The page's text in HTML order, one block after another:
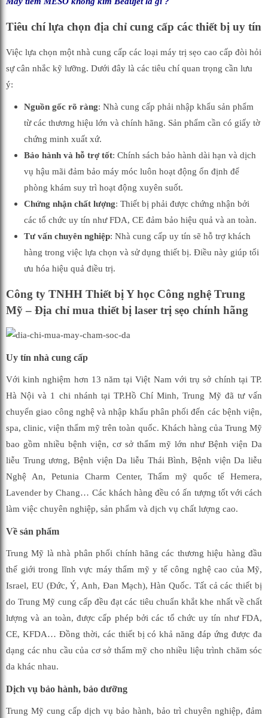
Tiêu chí lựa chọn địa chỉ cung cấp các thiết bị uy tín
Việc lựa chọn một nhà cung cấp các loại máy trị sẹo cao cấp đòi hỏi
sự cân nhắc kỹ lưỡng. Dưới đây là các tiêu chí quan trọng cần lưu
ý:
Nguồn gốc rõ ràng: Nhà cung cấp phải nhập khẩu sản phẩm
từ các thương hiệu lớn và chính hãng. Sản phẩm cần có giấy tờ
chứng minh xuất xứ.
Bảo hành và hỗ trợ tốt: Chính sách bảo hành dài hạn và dịch
vụ hậu mãi đảm bảo máy móc luôn hoạt động ổn định để
phòng khám suy trì hoạt động xuyên suốt.
Chứng nhận chất lượng: Thiết bị phải được chứng nhận bởi
các tổ chức uy tín như FDA, CE đảm bảo hiệu quả và an toàn.
Tư vấn chuyên nghiệp: Nhà cung cấp uy tín sẽ hỗ trợ khách
hàng trong việc lựa chọn và sử dụng thiết bị. Điều này giúp tối
ưu hóa hiệu quả điều trị.
Công ty TNHH Thiết bị Y học Công nghệ Trung
Mỹ – Địa chỉ mua thiết bị laser trị sẹo chính hãng
Uy tín nhà cung cấp
Với kinh nghiệm hơn 13 năm tại Việt Nam với trụ sở chính tại TP.
Hà Nội và 1 chi nhánh tại TP.Hồ Chí Minh, Trung Mỹ đã tư vấn
chuyển giao công nghệ và nhập khẩu phân phối đến các bệnh viện,
spa, clinic, viện thẩm mỹ trên toàn quốc. Khách hàng của Trung Mỹ
bao gồm nhiều bệnh viện, cơ sở thẩm mỹ lớn như Bệnh viện Da
liễu Trung ương, Bệnh viện Da liễu Thái Bình, Bệnh viện Da liễu
Nghệ An, Petunia Charm Center, Thẩm mỹ quốc tế Hemera,
Lavender by Chang… Các khách hàng đều có ấn tượng tốt với cách
làm việc chuyên nghiệp, sản phẩm và dịch vụ chất lượng cao.
Về sản phẩm
Trung Mỹ là nhà phân phối chính hãng các thương hiệu hàng đầu
thế giới trong lĩnh vực máy thẩm mỹ y tế công nghệ cao của Mỹ,
Israel, EU (Đức, Ý, Anh, Đan Mạch), Hàn Quốc. Tất cả các thiết bị
do Trung Mỹ cung cấp đều đạt các tiêu chuẩn khắt khe nhất về chất
lượng và an toàn, được cấp phép bởi các tổ chức uy tín như FDA,
CE, KFDA… Đồng thời, các thiết bị có khả năng đáp ứng được đa
dạng các nhu cầu của cơ sở thẩm mỹ cho nhiều liệu trình chăm sóc
da khác nhau.
Dịch vụ bảo hành, bảo dưỡng
Trung Mỹ cung cấp dịch vụ bảo hành, bảo trì chuyên nghiệp, đảm